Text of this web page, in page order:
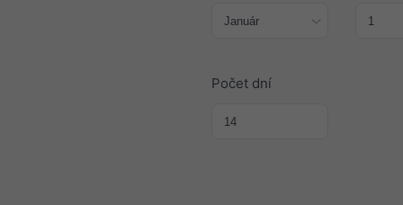
Počet dní